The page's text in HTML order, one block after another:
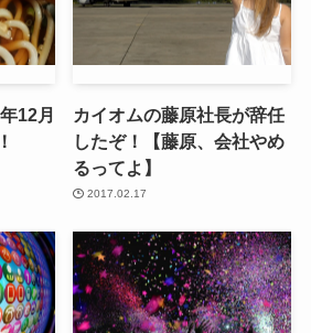
12月
カイオムの藤原社長が辞任
したぞ！【藤原、会社やめ
るってよ】
2017.02.17